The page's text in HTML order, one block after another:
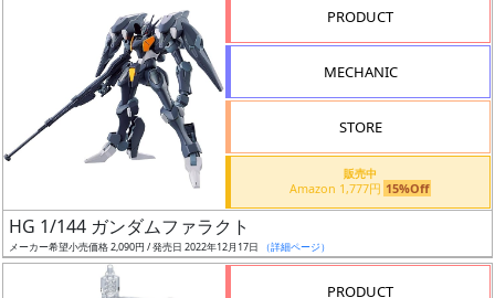
価
定
予
PRODUCT
MECHANIC
STORE
販売中
Amazon 1,777円 15%Off
HG 1/144 ガンダムファラクト
メーカー希望小売価格 2,090円 / 発売日 2022年12月17日 （詳細ページ）
PRODUCT